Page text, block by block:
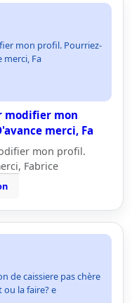
mon profil. Pourriez-
merci, Fa
modifier mon
merci, Fa
mon profil.
Fabrice
de caissiere pas chère
la faire? e